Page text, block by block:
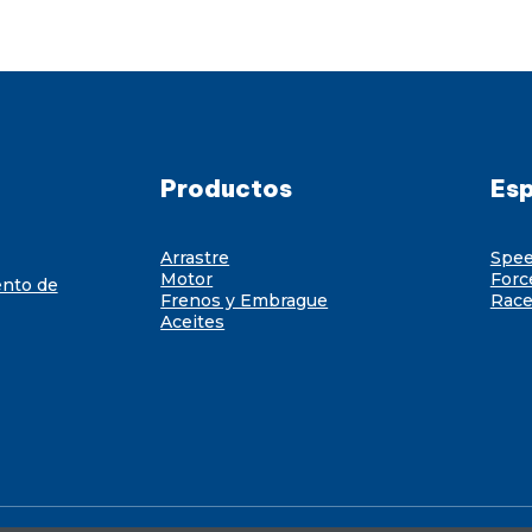
de
Productos
Arrastre
Motor
Frenos y Embrague
Aceites